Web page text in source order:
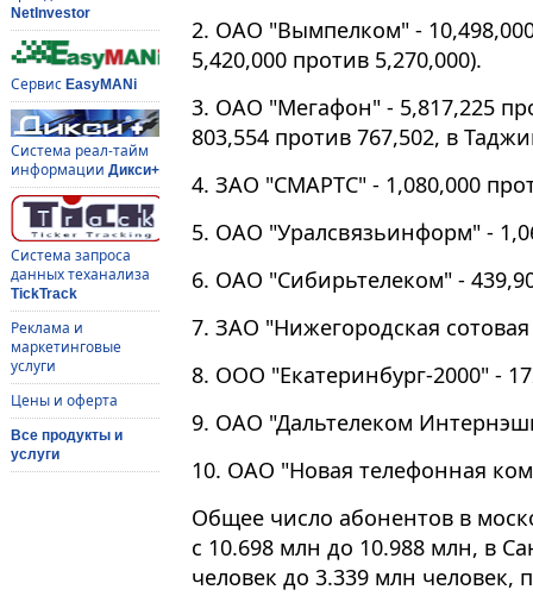
NetInvestor
Сервис EasyMANi
Система реал-тайм
информации Дикси+
Система запроса
данных теханализа
TickTrack
Реклама и
маркетинговые
услуги
Цены и оферта
Все продукты и
услуги
2. ОАО "Вымпелком" -
5,420,000 против 5,270,000).
3. ОАО "Мегафон" - 5,817,225
803,554 против 767,502, в
4. ЗАО "СМАРТС" - 1,080,000
5. ОАО "Уралсвязьинформ" -
6. ОАО "Сибирьтелеком" -
7. ЗАО "Нижегородская
8. ООО "Екатеринбург-2000" -
9. ОАО "Дальтелеком
10. ОАО "Новая телефонная
Общее число абонентов в
с 10.698 млн до 10.988 млн, в
человек до 3.339 млн человек,